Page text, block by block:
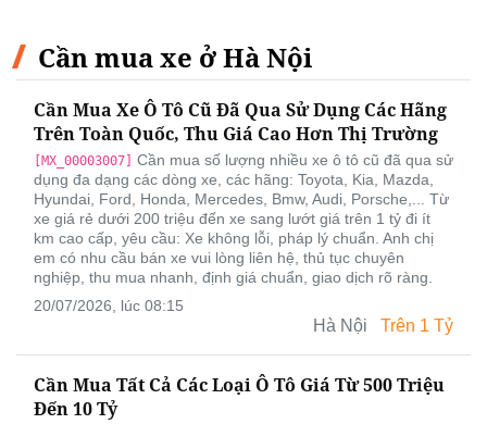
Cần mua xe ở Hà Nội
Cần Mua Xe Ô Tô Cũ Đã Qua Sử Dụng Các Hãng
Trên Toàn Quốc, Thu Giá Cao Hơn Thị Trường
[MX_00003007] Cần mua số lượng nhiều xe ô tô cũ đã qua sử
dụng đa dạng các dòng xe, các hãng: Toyota, Kia, Mazda,
Hyundai, Ford, Honda, Mercedes, Bmw, Audi, Porsche,... Từ
xe giá rẻ dưới 200 triệu đến xe sang lướt giá trên 1 tỷ đi ít
km cao cấp, yêu cầu: Xe không lỗi, pháp lý chuẩn. Anh chị
em có nhu cầu bán xe vui lòng liên hệ, thủ tục chuyên
nghiệp, thu mua nhanh, định giá chuẩn, giao dịch rõ ràng.
20/07/2026, lúc 08:15
Hà Nội Trên 1 Tỷ
Cần Mua Tất Cả Các Loại Ô Tô Giá Từ 500 Triệu
Đến 10 Tỷ